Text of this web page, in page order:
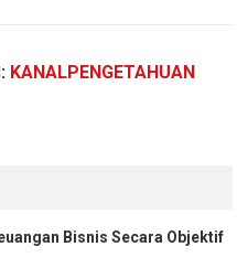
KANALPENGETAHUAN
Bisnis Secara Objektif